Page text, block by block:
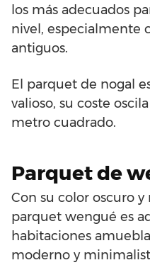
los más adecuados
nivel, especialmente
antiguos.
El parquet de nogal
valioso, su coste
metro cuadrado.
Parquet de
Con su color oscuro
parquet wengué es
habitaciones
moderno y